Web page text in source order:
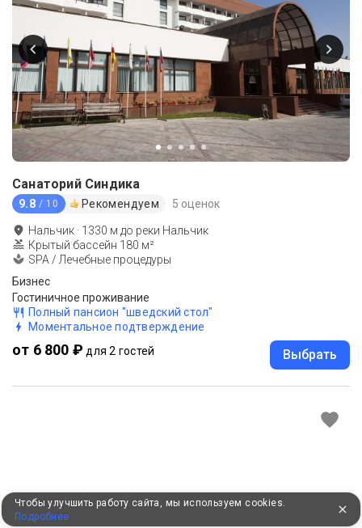
Санаторий Синдика
9.8 / 10 Рекомендуем 5 оценок
Нальчик · 1330 м до реки Нальчик
Крытый бассейн 180 м²
SPA / Лечебные процедуры
Бизнес
Гостиничное проживание
Полный пансион "шведский стол"
Моментальное подтверждение
от 6 800 ₽ для 2 гостей Выбрать
Чтобы улучшить работу сайта, мы используем cookies.
Подробнее